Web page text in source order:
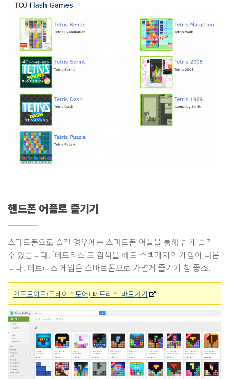
핸드폰 어플로 즐기기
스마트폰으로 즐길 경우에는 스마트폰 어플을 통해 쉽게 즐길
수 있습니다. ‘테트리스’로 검색을 해도 수백가지의 게임이 나옵
니다. 테트리스 게임은 스마트폰으로 가볍게 즐기기 참 좋죠.
안드로이드(플레이스토어) 테트리스 바로가기